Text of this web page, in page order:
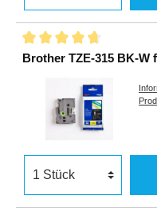
Brother TZE-315 BK-